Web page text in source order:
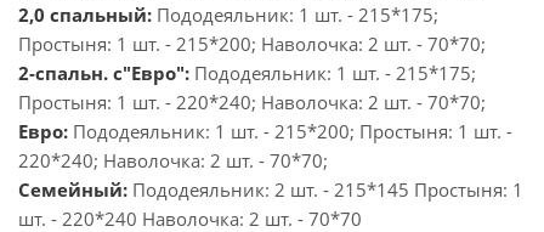
2,0 спальный: Пододеяльник: 1 шт. - 215*175;
Простыня: 1 шт. - 215*200; Наволочка: 2 шт. - 70*70;
2-спальн. с"Евро": Пододеяльник: 1 шт. - 215*175;
Простыня: 1 шт. - 220*240; Наволочка: 2 шт. - 70*70;
Евро: Пододеяльник: 1 шт. - 215*200; Простыня: 1 шт. -
220*240; Наволочка: 2 шт. - 70*70;
Семейный: Пододеяльник: 2 шт. - 215*145 Простыня: 1
шт. - 220*240 Наволочка: 2 шт. - 70*70